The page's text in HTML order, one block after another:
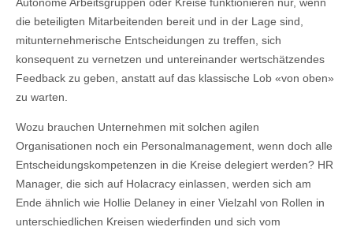
die beteiligten Mitarbeitenden bereit und in der Lage sind,
mitunternehmerische Entscheidungen zu treffen, sich
konsequent zu vernetzen und untereinander wertschätzendes
Feedback zu geben, anstatt auf das klassische Lob «von oben»
zu warten.
Wozu brauchen Unternehmen mit solchen agilen
Organisationen noch ein Personalmanagement, wenn doch alle
Entscheidungskompetenzen in die Kreise delegiert werden? HR
Manager, die sich auf Holacracy einlassen, werden sich am
Ende ähnlich wie Hollie Delaney in einer Vielzahl von Rollen in
unterschiedlichen Kreisen wiederfinden und sich vom